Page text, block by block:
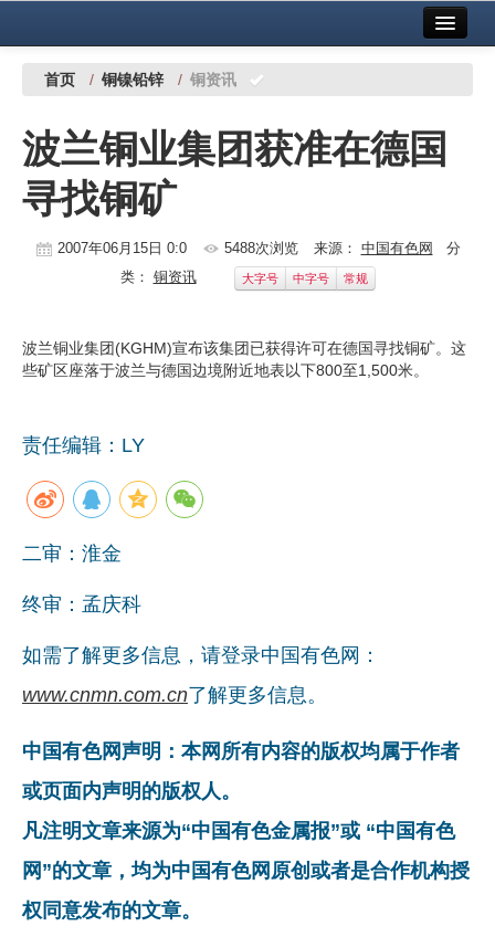
中国有色金属报社主办 广告服务
铜镍铅锌
铝
稀有稀土
科技
地矿 建设
党建工作
行情报价
数字报
首页 / 铜镍铅锌 / 铜资讯
波兰铜业集团获准在德国
寻找铜矿
2007年06月15日 0:0 5488次浏览 来源： 中国有色网 分
类： 铜资讯 大字号 中字号 常规
波兰铜业集团(KGHM)宣布该集团已获得许可在德国寻找铜矿。这
些矿区座落于波兰与德国边境附近地表以下800至1,500米。
责任编辑：LY
二审：淮金
终审：孟庆科
如需了解更多信息，请登录中国有色网：
www.cnmn.com.cn了解更多信息。
中国有色网声明：本网所有内容的版权均属于作者
或页面内声明的版权人。
凡注明文章来源为“中国有色金属报”或 “中国有色
网”的文章，均为中国有色网原创或者是合作机构授
权同意发布的文章。